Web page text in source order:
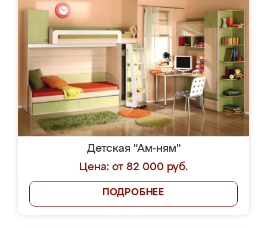
Детская "Ам-ням"
Цена: от 82 000 руб.
ПОДРОБНЕЕ